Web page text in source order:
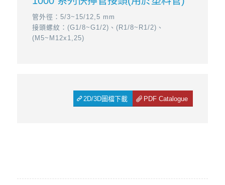
管外徑：5/3~15/12,5 mm
接頭螺紋：(G1/8~G1/2)、(R1/8~R1/2)、
(M5~M12x1,25)
PDF Catalogue
2D/3D圖檔下載